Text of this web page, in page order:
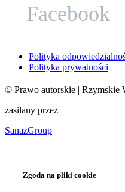
Facebook
Polityka
Polityka prywatności
© Prawo autorskie | Rzymskie
zasilany przez
SanazGroup
Zgoda na pliki cookie